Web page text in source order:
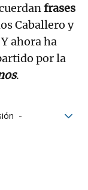
frases
Caballero y
ahora ha
por la
.